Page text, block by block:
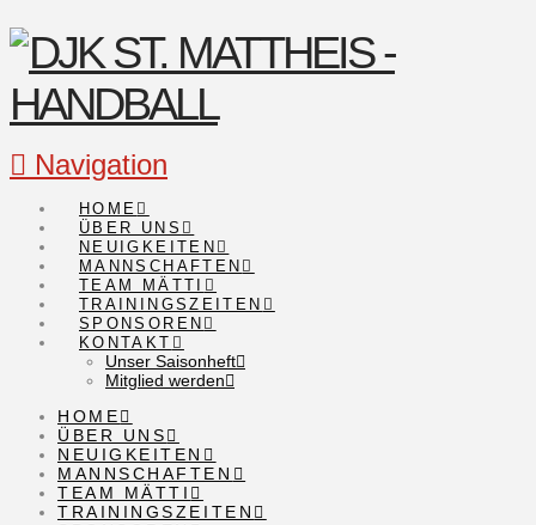
Navigation
HOME
ÜBER UNS
NEUIGKEITEN
MANNSCHAFTEN
TEAM MÄTTI
TRAININGSZEITEN
SPONSOREN
KONTAKT
Unser Saisonheft
Mitglied werden
HOME
ÜBER UNS
NEUIGKEITEN
MANNSCHAFTEN
TEAM MÄTTI
TRAININGSZEITEN